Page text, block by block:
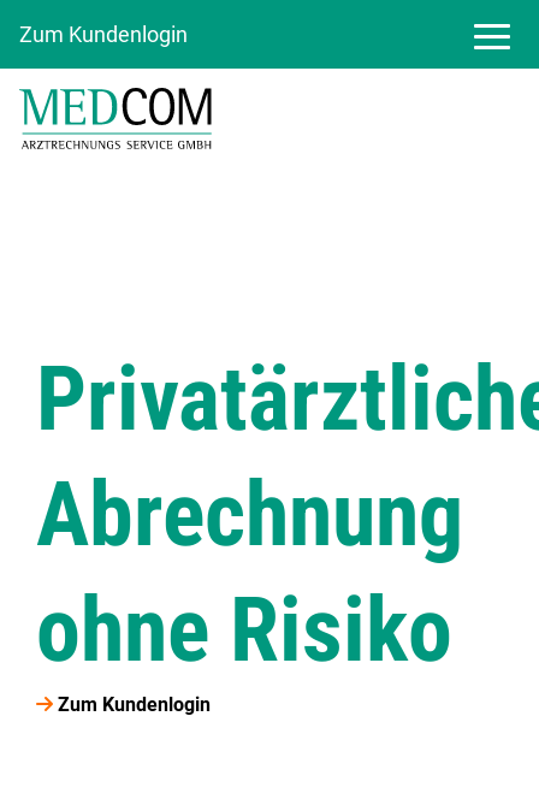
Zum Kundenlogin
Abrechnung
ohne Risiko
Zum Kundenlogin